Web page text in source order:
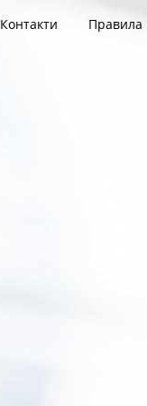
Контакти Правила